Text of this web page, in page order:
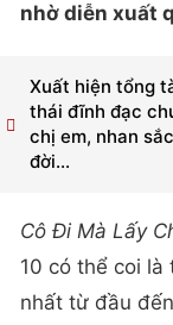
nhờ diễn xuất
Xuất hiện tổng
thái đĩnh đạc
chị em, nhan
đời...
Cô Đi Mà Lấy
10 có thể coi là
nhất từ đầu